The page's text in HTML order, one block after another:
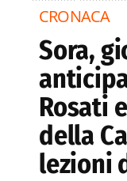
CRONACA
Sora,
Rosati
della
lezioni